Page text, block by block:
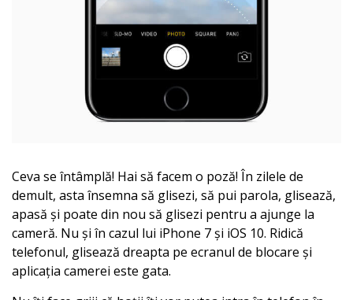
Ceva se întâmplă! Hai să facem o poză! În zilele de
demult, asta însemna să glisezi, să pui parola, glisează,
apasă și poate din nou să glisezi pentru a ajunge la
cameră. Nu și în cazul lui iPhone 7 și iOS 10. Ridică
telefonul, glisează dreapta pe ecranul de blocare și
aplicația camerei este gata.